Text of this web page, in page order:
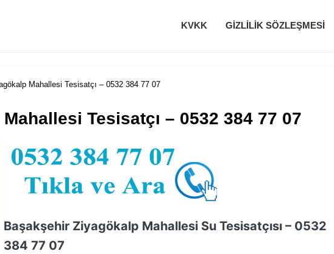
KVKK GIZLILIK SÖZLEŞMESI
Mahallesi Tesisatçı – 0532 384 77 07
Tesisatçı – 0532 384 77 07
Başakşehir Ziyagökalp Mahallesi Su Tesisatçısı – 0532
384 77 07